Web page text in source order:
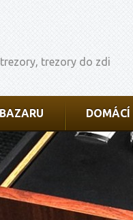
trezory do zdi
DOMÁCÍ